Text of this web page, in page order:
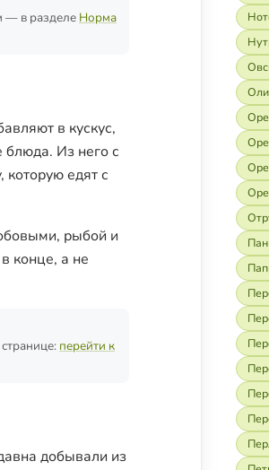
— в разделе Норма
в кускус,
Из него с
едят с
рыбой и
конце, а не
перейти к
добывали из